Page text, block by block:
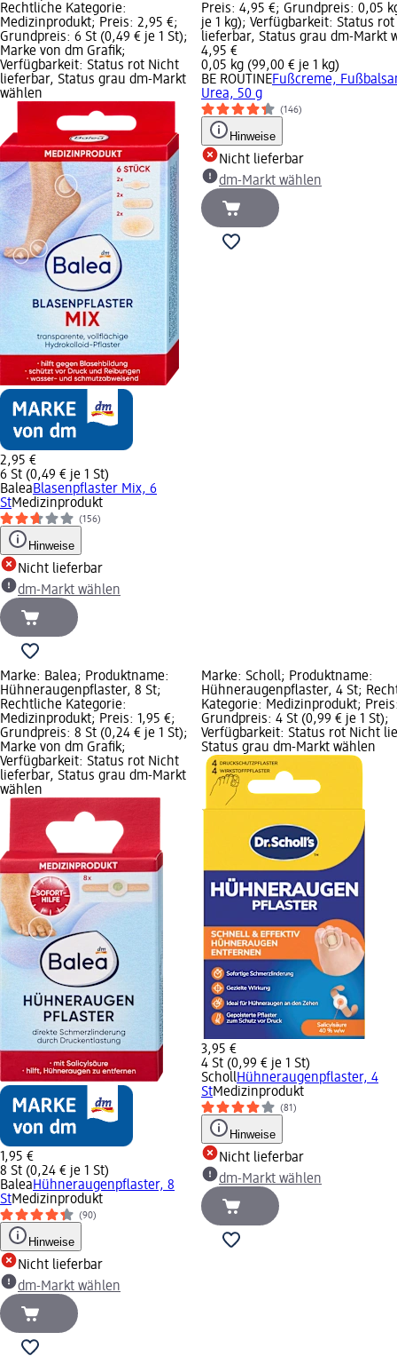
Rechtliche Kategorie:
Medizinprodukt; Preis: 2,95 €;
Grundpreis: 6 St (0,49 € je 1 St);
Marke von dm Grafik;
Verfügbarkeit: Status rot Nicht
lieferbar, Status grau dm-Markt
wählen
2,95 €
6 St (0,49 € je 1 St)
BaleaBlasenpflaster Mix, 6
StMedizinprodukt
(156)
Hinweise
Nicht lieferbar
dm-Markt wählen
Preis: 4,95 €; Grundpreis: 0,05
je 1 kg); Verfügbarkeit: Status
lieferbar, Status grau dm-Markt
4,95 €
0,05 kg (99,00 € je 1 kg)
BE ROUTINEFußcreme,
Urea, 50 g
(146)
Hinweise
Nicht lieferbar
dm-Markt wählen
Marke: Balea; Produktname:
Hühneraugenpflaster, 8 St;
Rechtliche Kategorie:
Medizinprodukt; Preis: 1,95 €;
Grundpreis: 8 St (0,24 € je 1 St);
Marke von dm Grafik;
Verfügbarkeit: Status rot Nicht
lieferbar, Status grau dm-Markt
wählen
1,95 €
8 St (0,24 € je 1 St)
BaleaHühneraugenpflaster, 8
StMedizinprodukt
(90)
Hinweise
Nicht lieferbar
dm-Markt wählen
Marke: Scholl; Produktname:
Hühneraugenpflaster, 4 St;
Kategorie: Medizinprodukt;
Grundpreis: 4 St (0,99 € je 1 St);
Verfügbarkeit: Status rot Nicht
Status grau dm-Markt wählen
3,95 €
4 St (0,99 € je 1 St)
SchollHühneraugenpflaster, 4
StMedizinprodukt
(81)
Hinweise
Nicht lieferbar
dm-Markt wählen